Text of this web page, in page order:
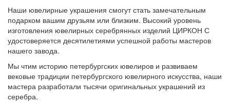
Наши ювелирные украшения смогут стать замечательным
подарком вашим друзьям или близким. Высокий уровень
изготовления ювелирных серебрянных изделий ЦИРКОН С
удостоверяется десятилетиями успешной работы мастеров
нашего завода.
Мы чтим историю петербургских ювелиров и развиваем
вековые традиции петербургского ювелирного искусства, наши
мастера разработали тысячи оригинальных украшений из
серебра.